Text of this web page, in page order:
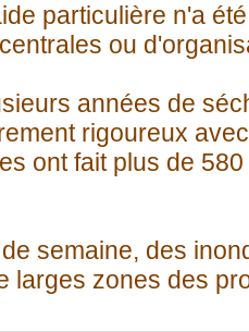
particulière n'a
ou
années de
rigoureux
ont fait plus de
semaine, des
larges zones des